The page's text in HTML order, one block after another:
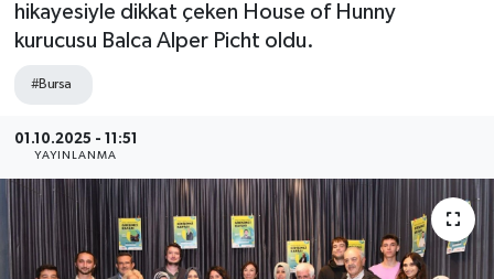
hikayesiyle dikkat çeken House of Hunny
kurucusu Balca Alper Picht oldu.
#Bursa
01.10.2025 - 11:51
YAYINLANMA
Sağlık
Spor
Teknoloji
Türkiye